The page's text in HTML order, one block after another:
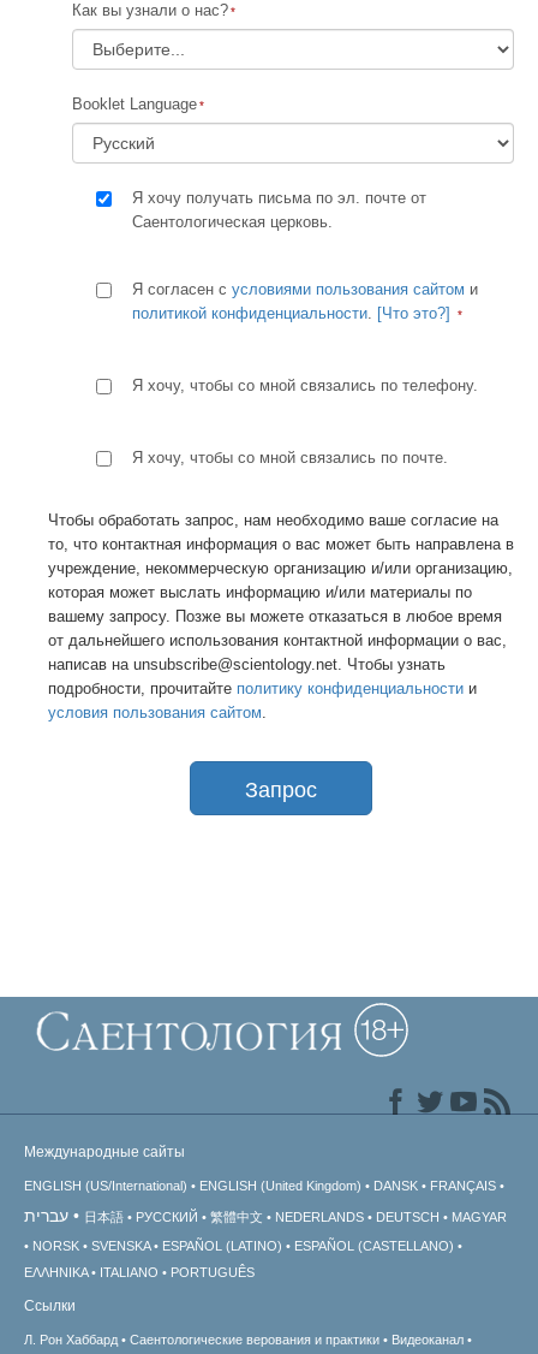
Как вы узнали о нас?
Booklet Language
Я хочу получать письма по эл. почте от
Саентологическая церковь.
Я согласен с условиями пользования сайтом и
политикой конфиденциальности. [Что это?]
Я хочу, чтобы со мной связались по телефону.
Я хочу, чтобы со мной связались по почте.
Чтобы обработать запрос, нам необходимо ваше согласие на
то, что контактная информация о вас может быть направлена в
учреждение, некоммерческую организацию и/или организацию,
которая может выслать информацию и/или материалы по
вашему запросу. Позже вы можете отказаться в любое время
от дальнейшего использования контактной информации о вас,
написав на unsubscribe@scientology.net. Чтобы узнать
подробности, прочитайте политику конфиденциальности и
условия пользования сайтом.
Запрос
Международные сайты
ENGLISH (US/International) ENGLISH (United Kingdom) DANSK FRANÇAIS
עברית 日本語 РУССКИЙ 繁體中文 NEDERLANDS DEUTSCH
MAGYAR
NORSK
SVENSKA ESPAÑOL (LATINO)
ESPAÑOL (CASTELLANO)
ΕΛΛΗΝΙΚA
ITALIANO PORTUGUÊS
Ссылки
Л. Рон Хаббард Саентологические верования и практики Видеоканал